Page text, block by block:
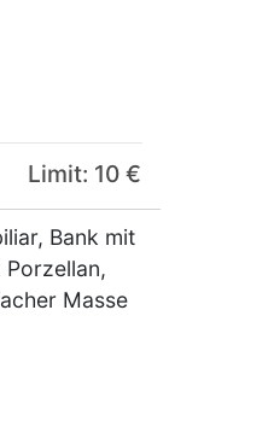
Limit: 10 €
Bank mit
Porzellan,
Masse